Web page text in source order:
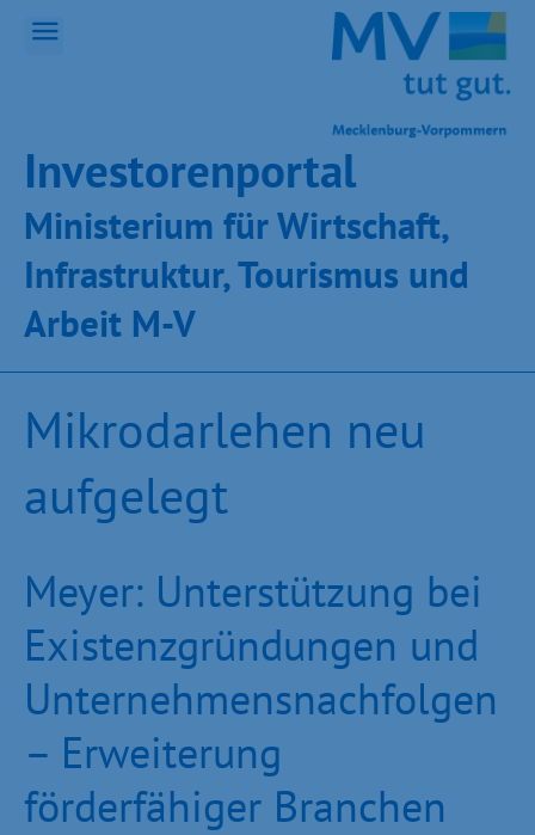
Inves­toren­por­tal
Ministeri­um für Wirt­schaft,
Infra­struk­tur, Tou­ris­mus und
Ar­beit M-V
Mikrodarlehen neu
aufgelegt
Meyer: Unterstützung bei
Existenzgründungen und
Unternehmensnachfolgen
– Erweiterung
förderfähiger Branchen